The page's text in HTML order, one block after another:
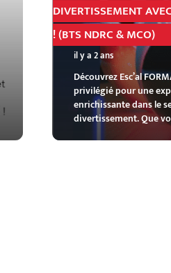
DIVERTISSEMENT
! (BTS NDRC & MCO)
il y a 2 ans
Découvrez Esc’al
privilégié pour une
enrichissante dans le
divertissement. Que